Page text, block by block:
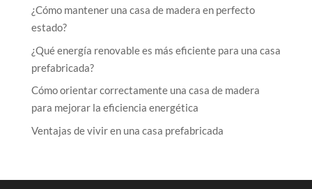
¿Cómo mantener una casa de madera en perfecto
estado?
¿Qué energía renovable es más eficiente para una casa
prefabricada?
Cómo orientar correctamente una casa de madera
para mejorar la eficiencia energética
Ventajas de vivir en una casa prefabricada